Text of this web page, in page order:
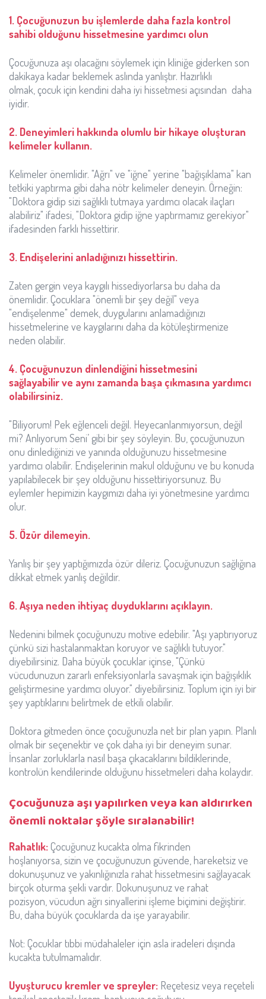
1. Çocuğunuzun bu işlemlerde daha fazla kontrol
sahibi olduğunu hissetmesine yardımcı olun
Çocuğunuza aşı olacağını söylemek için kliniğe giderken son
dakikaya kadar beklemek aslında yanlıştır. Hazırlıklı
olmak, çocuk için kendini daha iyi hissetmesi açısından daha
iyidir.
2. Deneyimleri hakkında olumlu bir hikaye oluşturan
kelimeler kullanın.
Kelimeler önemlidir. "Ağrı" ve "iğne" yerine "bağışıklama" kan
tetkiki yaptırma gibi daha nötr kelimeler deneyin. Örneğin:
"Doktora gidip sizi sağlıklı tutmaya yardımcı olacak ilaçları
alabiliriz" ifadesi, "Doktora gidip iğne yaptırmamız gerekiyor"
ifadesinden farklı hissettirir.
3. Endişelerini anladığınızı hissettirin.
Zaten gergin veya kaygılı hissediyorlarsa bu daha da
önemlidir. Çocuklara "önemli bir şey değil" veya
"endişelenme" demek, duygularını anlamadığınızı
hissetmelerine ve kaygılarını daha da kötüleştirmenize
neden olabilir.
4. Çocuğunuzun dinlendiğini hissetmesini
sağlayabilir ve aynı zamanda başa çıkmasına yardımcı
olabilirsiniz.
"Biliyorum! Pek eğlenceli değil. Heyecanlanmıyorsun, değil
mi? Anlıyorum Seni’ gibi bir şey söyleyin. Bu, çocuğunuzun
onu dinlediğinizi ve yanında olduğunuzu hissetmesine
yardımcı olabilir. Endişelerinin makul olduğunu ve bu konuda
yapılabilecek bir şey olduğunu hissettiriyorsunuz. Bu
eylemler hepimizin kaygımızı daha iyi yönetmesine yardımcı
olur.
5. Özür dilemeyin.
Yanlış bir şey yaptığımızda özür dileriz. Çocuğunuzun sağlığına
dikkat etmek yanlış değildir.
6. Aşıya neden ihtiyaç duyduklarını açıklayın.
Nedenini bilmek çocuğunuzu motive edebilir. "Aşı yaptırıyoruz
çünkü sizi hastalanmaktan koruyor ve sağlıklı tutuyor."
diyebilirsiniz. Daha büyük çocuklar içinse, "Çünkü
vücudunuzun zararlı enfeksiyonlarla savaşmak için bağışıklık
geliştirmesine yardımcı oluyor." diyebilirsiniz. Toplum için iyi bir
şey yaptıklarını belirtmek de etkili olabilir.
Doktora gitmeden önce çocuğunuzla net bir plan yapın. Planlı
olmak bir seçenektir ve çok daha iyi bir deneyim sunar.
İnsanlar zorluklarla nasıl başa çıkacaklarını bildiklerinde,
kontrolün kendilerinde olduğunu hissetmeleri daha kolaydır.
Çocuğunuza aşı yapılırken veya kan aldırırken
önemli noktalar şöyle sıralanabilir!
Rahatlık: Çocuğunuz kucakta olma fikrinden
hoşlanıyorsa, sizin ve çocuğunuzun güvende, hareketsiz ve
dokunuşunuz ve yakınlığınızla rahat hissetmesini sağlayacak
birçok oturma şekli vardır. Dokunuşunuz ve rahat
pozisyon, vücudun ağrı sinyallerini işleme biçimini değiştirir.
Bu, daha büyük çocuklarda da işe yarayabilir.
Not: Çocuklar tıbbi müdahaleler için asla iradeleri dışında
kucakta tutulmamalıdır.
Uyuşturucu kremler ve spreyler: Reçetesiz veya reçeteli